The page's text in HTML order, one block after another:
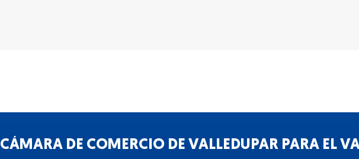
CÁMARA DE COMERCIO DE VALLEDUPAR PARA EL